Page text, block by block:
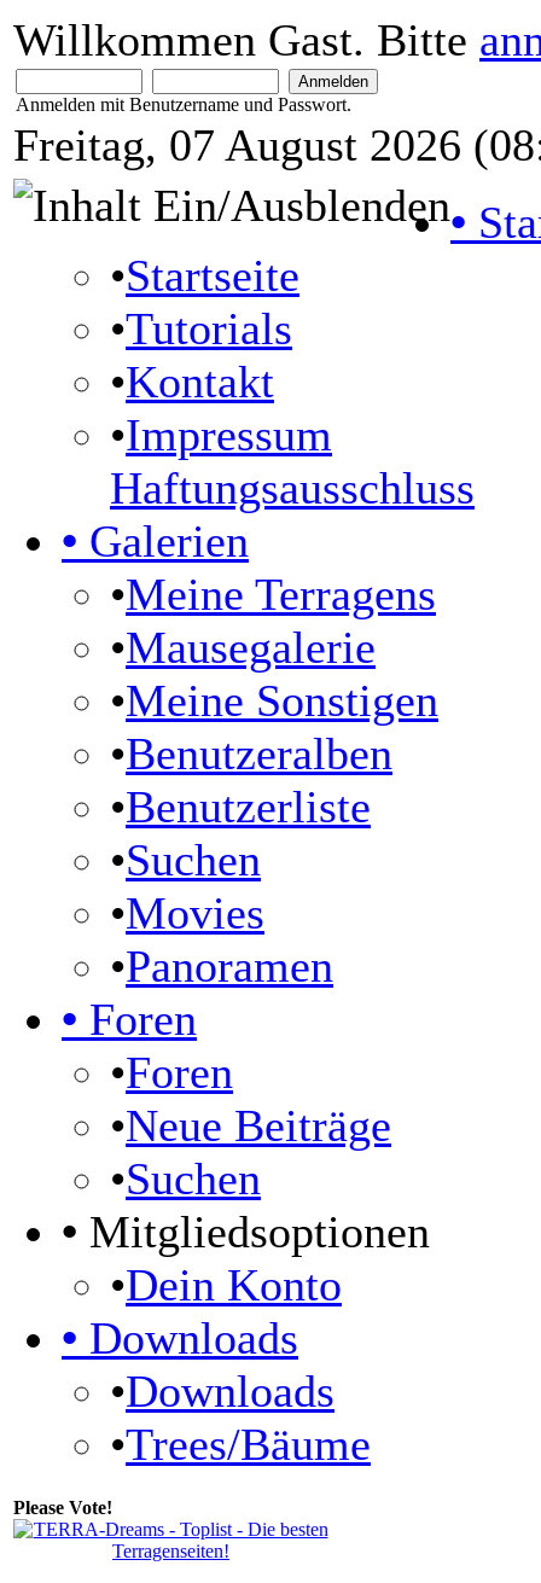
Willkommen Gast. Bitte
Anmelden mit Benutzername und Passwort.
Freitag, 07 August 2026
•
•Startseite
•Tutorials
•Kontakt
•Impressum
Haftungsausschluss
• Galerien
•Meine Terragens
•Mausegalerie
•Meine Sonstigen
•Benutzeralben
•Benutzerliste
•Suchen
•Movies
•Panoramen
• Foren
•Foren
•Neue Beiträge
•Suchen
• Mitgliedsoptionen
•Dein Konto
• Downloads
•Downloads
•Trees/Bäume
Please Vote!